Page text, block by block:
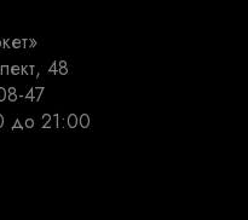
48
47
до 21:00